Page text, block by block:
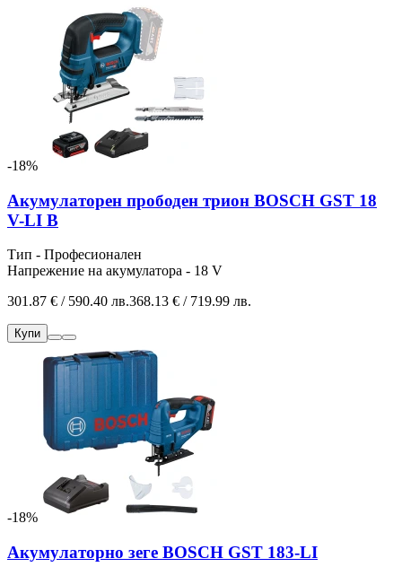
-18%
Акумулаторен прободен трион BOSCH GST 18
V-LI B
Тип - Професионален
Напрежение на акумулатора - 18 V
301.87 € / 590.40 лв.368.13 € / 719.99 лв.
Купи
-18%
Акумулаторно зеге BOSCH GST 183-LI